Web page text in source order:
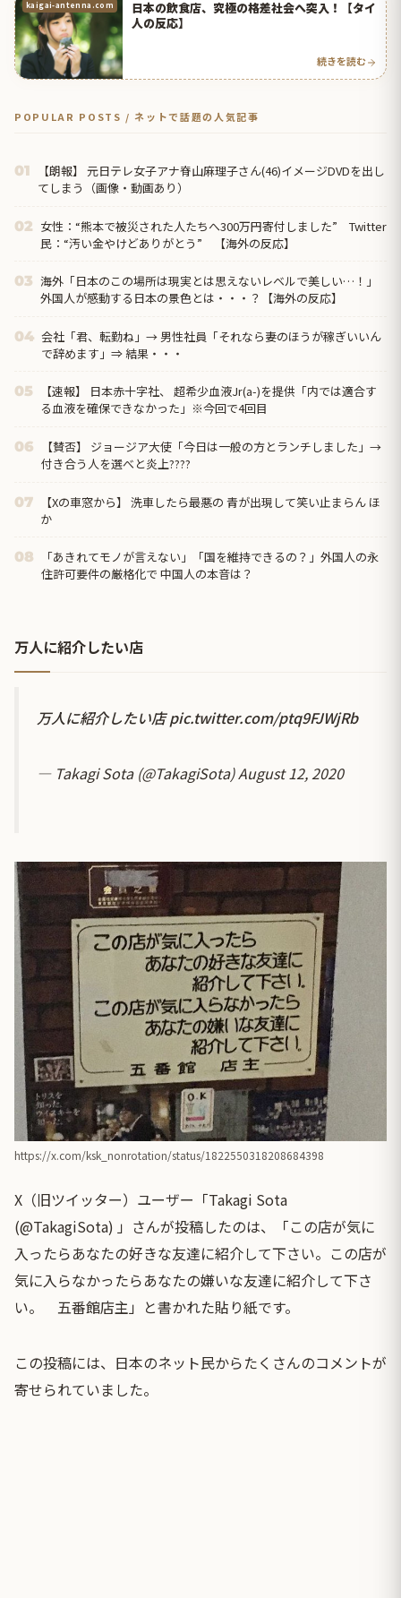
kaigai-antenna.com
日本の飲食店、究極の格差社会へ突入！【タイ
人の反応】
続きを読む
POPULAR POSTS / ネットで話題の人気記事
01
【朗報】 元日テレ女子アナ脊山麻理子さん(46)イメージDVDを出し
てしまう（画像・動画あり）
02 女性：“熊本で被災された人たちへ300万円寄付しました” Twitter
民：“汚い金やけどありがとう” 【海外の反応】
03 海外「日本のこの場所は現実とは思えないレベルで美しい…！」
外国人が感動する日本の景色とは・・・？【海外の反応】
04 会社「君、転勤ね」→ 男性社員「それなら妻のほうが稼ぎいいん
で辞めます」⇒ 結果・・・
05
【速報】 日本赤十字社、 超希少血液Jr(a-)を提供「内では適合す
る血液を確保できなかった」※今回で4回目
06
【賛否】 ジョージア大使「今日は一般の方とランチしました」→
付き合う人を選べと炎上????
07
【Xの車窓から】 洗車したら最悪の 青が出現して笑い止まらん ほ
か
08
「あきれてモノが言えない」「国を維持できるの？」外国人の永
住許可要件の厳格化で 中国人の本音は？
万人に紹介したい店
万人に紹介したい店pic.twitter.com/ptq9FJWjRb
— Takagi Sota (@TakagiSota)August 12, 2020
https://x.com/ksk_nonrotation/status/1822550318208684398
X（旧ツイッター）ユーザー「Takagi Sota
(@TakagiSota) 」さんが投稿したのは、「この店が気に
入ったらあなたの好きな友達に紹介して下さい。この店が
気に入らなかったらあなたの嫌いな友達に紹介して下さ
い。 五番館店主」と書かれた貼り紙です。
この投稿には、日本のネット民からたくさんのコメントが
寄せられていました。